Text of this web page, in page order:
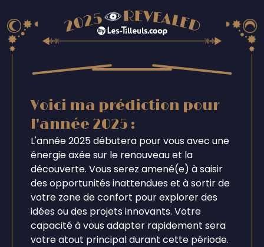
Voici ma prédiction pour
l'année 2025 :
L'année 2025 débutera pour vous avec une
énergie axée sur le renouveau et la
découverte. Vous serez amené(e) à saisir
des opportunités inattendues et à sortir de
votre zone de confort pour explorer des
idées ou des projets innovants. Votre
capacité à vous adapter rapidement sera
votre atout principal durant cette période.